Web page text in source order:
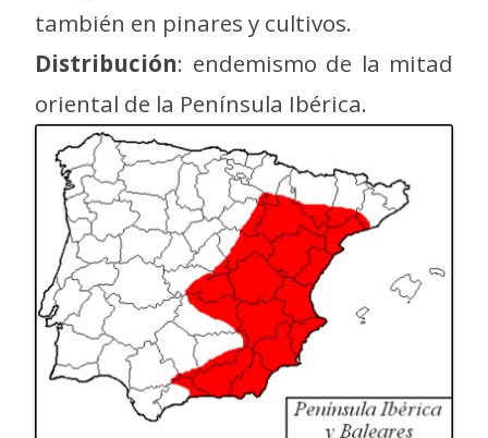
también en pinares y cultivos.
Distribución: endemismo de la mitad
oriental de la Península Ibérica.